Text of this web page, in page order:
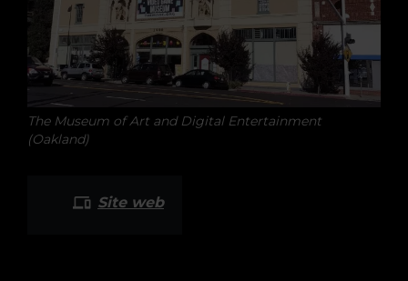
The Museum of Art and Digital Entertainment
(Oakland)
Site web